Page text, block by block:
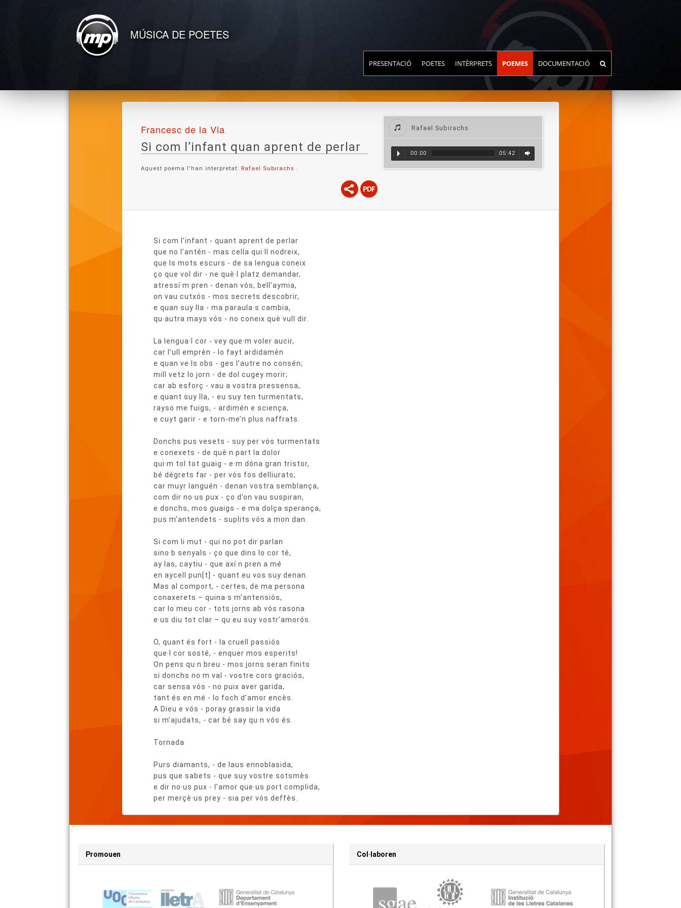
MÚSICA DE POETES
PRESENTACIÓ POETES INTÈRPRETS POEMES DOCUMENTACIÓ
Francesc de la Via
Si com l’infant quan aprent de perlar
Aquest poema l'han interpretat:Rafael Subirachs .
Rafael Subirachs
00:00 05:42
Si com l’infant - quant aprent de perlar
que no l’antén - mas cella qui·ll nodreix,
que·ls mots escurs - de sa lengua coneix
ço que vol dir - ne què·l platz demandar,
atressí·m pren - denan vós, bell’aymia,
on vau cutxós - mos secrets descobrir,
e quan suy lla - ma paraula·s cambia,
qu·autra mays vós - no coneix què vull dir.
La lengua·l cor - vey que·m voler aucir,
car l’ull emprèn - lo fayt ardidamén
e quan ve·ls obs - ges l’autre no consén;
mill vetz lo jorn - de dol cugey morir;
car ab esforç - vau a vostra pressensa,
e quant suy lla, - eu suy ten turmentats,
rayso me fuigs, - ardimén e sciença,
e cuyt garir - e torn-me’n plus naffrats.
Donchs pus vesets - suy per vós turmentats
e conexets - de què·n part la dolor
qui·m tol tot guaig - e·m dóna gran tristor,
bé dégrets far - per vós fos delliurats;
car muyr languén - denan vostra semblança,
com dir no·us pux - ço d’on vau suspiran,
e donchs, mos guaigs - e ma dolça·sperança,
pus m’antendets - suplits vós a mon dan.
Si com li mut - qui no pot dir parlan
sino·b senyals - ço que dins lo cor té,
ay las, caytiu - que axí·n pren a mé
en aycell pun[t] - quant eu vos suy denan.
Mas al comport, - certes, de ma persona
conaxerets – quina·s m’antensiós,
car lo meu cor - tots jorns ab vós rasona
e·us diu tot clar – qu·eu suy vostr’amorós.
O, quant és fort - la cruell passiós
que·l cor sosté, - enquer mos esperits!
On pens qu·n breu - mos jorns seran finits
si donchs no·m val - vostre cors graciós,
car sensa vós - no puix aver garida,
tant és en mé - lo foch d’amor encès.
A Dieu e vós - poray grassir la vida
si m’ajudats, - car bé say qu·n vós és.
Tornada
Purs diamants, - de laus ennoblasida,
pus que sabets - que suy vostre sotsmès
e dir no·us pux - l’amor que·us port complida,
per merçè·us prey - sia per vós deffès.
Promouen Col·laboren